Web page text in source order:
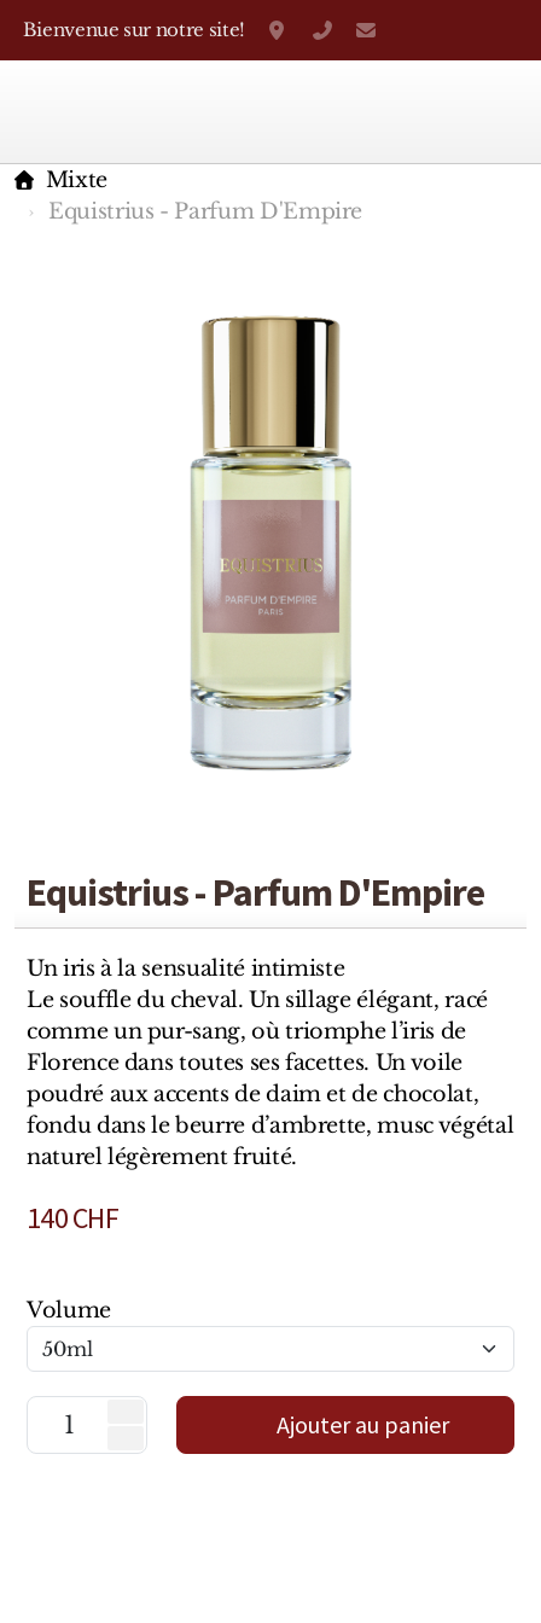
Bienvenue sur notre site! Grand-Rue 38, Genève
+41 22 310 38 75
Mixte
Equistrius - Parfum D'Empire
Equistrius - Parfum D'Empire
Un iris à la sensualité intimiste
Le souffle du cheval. Un sillage élégant, racé
comme un pur-sang, où triomphe l’iris de
Florence dans toutes ses facettes. Un voile
poudré aux accents de daim et de chocolat,
fondu dans le beurre d’ambrette, musc végétal
naturel légèrement fruité.
140CHF
Volume
Ajouter au panier
Maitre Parfumeur et Gantier
The Different Company
Perris Monte-carlo
Robert Piguet
Sensatio
Trudon
Santa Maria Novella
Profumum Roma
Marques Suisses